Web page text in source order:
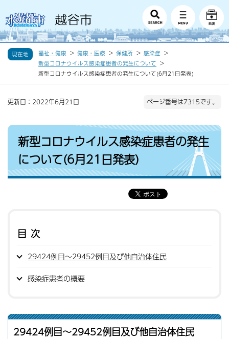
現在地 福祉・健康 健康・医療 保健所
感染症
新型コロナウイルス感染症患者の発生について
新型コロナウイルス感染症患者の発生について(6月21日発表)
更新日：2022年6月21日 ページ番号は7315です。
新型コロナウイルス感染症患者の発生
について(6月21日発表)
目次
29424例目〜29452例目及び他自治体住民
感染症患者の概要
29424例目〜29452例目及び他自治体住民